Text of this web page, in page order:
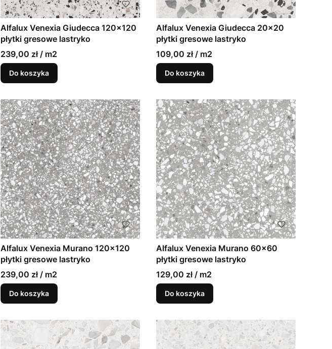
Alfalux Venexia Giudecca 120x120
płytki gresowe lastryko
239,00 zł / m2
Do koszyka
Alfalux Venexia Giudecca 20x20
płytki gresowe lastryko
109,00 zł / m2
Do koszyka
Alfalux Venexia Murano 120x120
płytki gresowe lastryko
239,00 zł / m2
Do koszyka
Alfalux Venexia Murano 60x60
płytki gresowe lastryko
129,00 zł / m2
Do koszyka